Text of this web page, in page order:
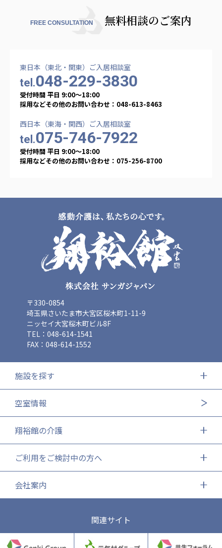
FREE CONSULTATION 無料相談のご案内
東日本（東北・関東）ご入居相談室
tel.048-229-3830
受付時間 平日 9:00〜18:00
採用などその他のお問い合わせ：048-613-8463
西日本（東海・関西）ご入居相談室
tel.075-746-7922
受付時間 平日 9:00〜18:00
採用などその他のお問い合わせ：075-256-8700
〒330-0854
埼玉県さいたま市大宮区桜木町1-11-9
ニッセイ大宮桜木町ビル8F
TEL：048-614-1541
FAX：048-614-1552
施設を探す
空室情報
翔裕館の介護
ご利用をご検討中の方へ
会社案内
関連サイト